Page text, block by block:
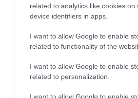
related to analytics like cookies on
device identifiers in apps.
I want to allow Google to enable
related to functionality of the
I want to allow Google to enable
related to personalization.